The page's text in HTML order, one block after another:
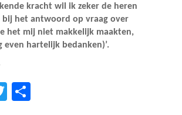
kracht wil ik zeker de heren
bij het antwoord op vraag over
het mij niet makkelijk maakten,
even hartelijk bedanken)’.
Twitter